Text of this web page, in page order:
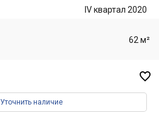
IV квартал 2020
62 м²

Уточнить наличие